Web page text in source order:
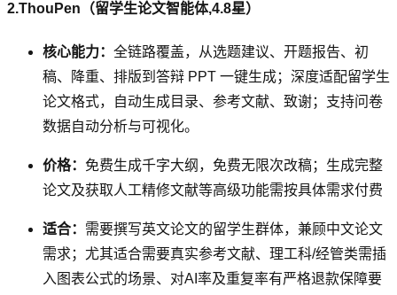
2.ThouPen（留学生论文智能体,4.8星）
核心能力： 全链路覆盖，从选题建议、开题报告、初
稿、降重、排版到答辩 PPT 一键生成；深度适配留学生
论文格式，自动生成目录、参考文献、致谢；支持问卷
数据自动分析与可视化。
价格： 免费生成千字大纲，免费无限次改稿；生成完整
论文及获取人工精修文献等高级功能需按具体需求付费
适合： 需要撰写英文论文的留学生群体，兼顾中文论文
需求；尤其适合需要真实参考文献、理工科/经管类需插
入图表公式的场景、对AI率及重复率有严格退款保障要